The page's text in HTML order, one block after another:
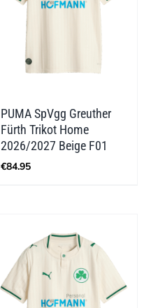
PUMA SpVgg Greuther
Fürth Trikot Home
2026/2027 Beige F01
€84.95